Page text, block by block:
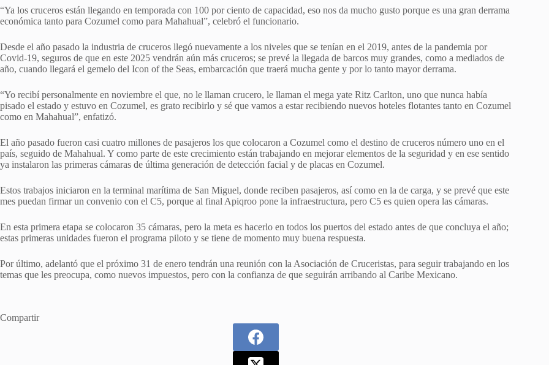
“Ya los cruceros están llegando en temporada con 100 por ciento de capacidad, eso nos da mucho gusto porque es una gran derrama
económica tanto para Cozumel como para Mahahual”, celebró el funcionario.
Desde el año pasado la industria de cruceros llegó nuevamente a los niveles que se tenían en el 2019, antes de la pandemia por
Covid-19, seguros de que en este 2025 vendrán aún más cruceros; se prevé la llegada de barcos muy grandes, como a mediados de
año, cuando llegará el gemelo del Icon of the Seas, embarcación que traerá mucha gente y por lo tanto mayor derrama.
“Yo recibí personalmente en noviembre el que, no le llaman crucero, le llaman el mega yate Ritz Carlton, uno que nunca había
pisado el estado y estuvo en Cozumel, es grato recibirlo y sé que vamos a estar recibiendo nuevos hoteles flotantes tanto en Cozumel
como en Mahahual”, enfatizó.
El año pasado fueron casi cuatro millones de pasajeros los que colocaron a Cozumel como el destino de cruceros número uno en el
país, seguido de Mahahual. Y como parte de este crecimiento están trabajando en mejorar elementos de la seguridad y en ese sentido
ya instalaron las primeras cámaras de última generación de detección facial y de placas en Cozumel.
Estos trabajos iniciaron en la terminal marítima de San Miguel, donde reciben pasajeros, así como en la de carga, y se prevé que este
mes puedan firmar un convenio con el C5, porque al final Apiqroo pone la infraestructura, pero C5 es quien opera las cámaras.
En esta primera etapa se colocaron 35 cámaras, pero la meta es hacerlo en todos los puertos del estado antes de que concluya el año;
estas primeras unidades fueron el programa piloto y se tiene de momento muy buena respuesta.
Por último, adelantó que el próximo 31 de enero tendrán una reunión con la Asociación de Cruceristas, para seguir trabajando en los
temas que les preocupa, como nuevos impuestos, pero con la confianza de que seguirán arribando al Caribe Mexicano.
Compartir